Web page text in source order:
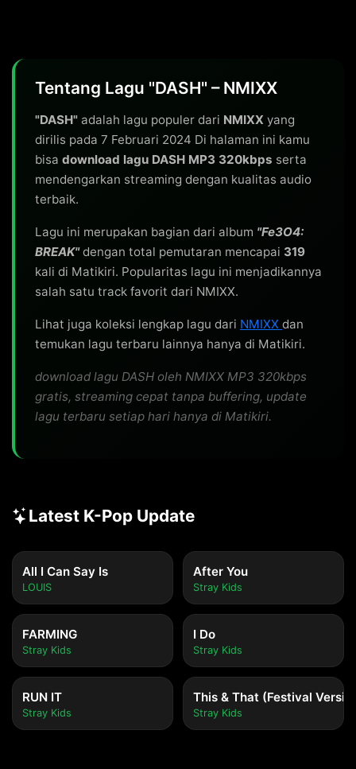
Tentang Lagu "DASH" – NMIXX
"DASH" adalah lagu populer dari NMIXX yang
dirilis pada 7 Februari 2024 Di halaman ini kamu
bisa download lagu DASH MP3 320kbps serta
mendengarkan streaming dengan kualitas audio
terbaik.
Lagu ini merupakan bagian dari album "Fe3O4:
BREAK"dengan total pemutaran mencapai 319
kali di Matikiri. Popularitas lagu ini menjadikannya
salah satu track favorit dari NMIXX.
Lihat juga koleksi lengkap lagu dari NMIXX dan
temukan lagu terbaru lainnya hanya di Matikiri.
download lagu DASH oleh NMIXX MP3 320kbps
gratis, streaming cepat tanpa buffering, update
lagu terbaru setiap hari hanya di Matikiri.
Latest K-Pop Update
All I Can Say Is
LOUIS
After You
Stray Kids
FARMING
Stray Kids
I Do
Stray Kids
RUN IT
Stray Kids
This & That (Festival
Stray Kids